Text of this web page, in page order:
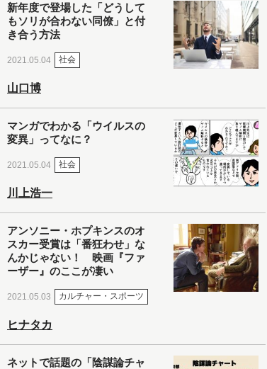
新年度で登場した「どうして
もソリが合わない同僚」と付
き合う方法
2021.05.04 社会
山口博
マンガでわかる「ウイルスの
変異」ってなに？
2021.05.04 社会
川上浩一
アンソニー・ホプキンスのオ
スカー受賞は「番狂わせ」な
んかじゃない！ 映画『ファ
ーザー』のここが凄い
2021.05.03 カルチャー・スポーツ
ヒナタカ
ネットで話題の「陰謀論チャ